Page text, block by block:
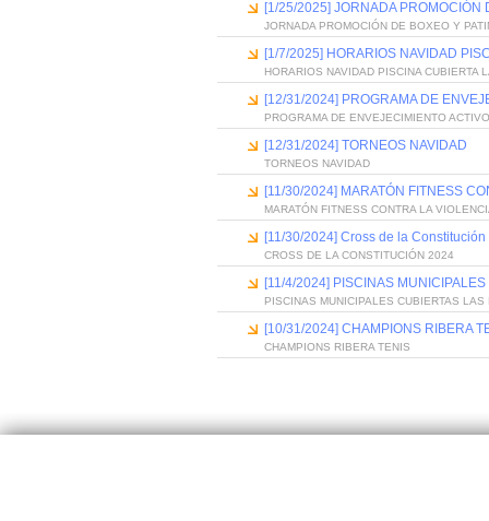
[1/25/2025] JORNADA PROMOCIÓN
JORNADA PROMOCIÓN DE BOXEO Y
[1/7/2025] HORARIOS NAVIDAD
HORARIOS NAVIDAD PISCINA CUBIERTA
[12/31/2024] PROGRAMA DE
PROGRAMA DE ENVEJECIMIENTO ACTIVO
[12/31/2024] TORNEOS NAVIDAD
TORNEOS NAVIDAD
[11/30/2024] MARATÓN FITNESS
MARATÓN FITNESS CONTRA LA
[11/30/2024] Cross de la
CROSS DE LA CONSTITUCIÓN 2024
[11/4/2024] PISCINAS
PISCINAS MUNICIPALES CUBIERTAS LAS
[10/31/2024] CHAMPIONS RIBERA
CHAMPIONS RIBERA TENIS